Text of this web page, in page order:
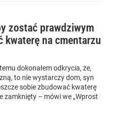
zostać prawdziwym
kwaterę na cmentarzu
dokonałem odkrycia, że,
to nie wystarczy dom, syn
sobie zbudować kwaterę
zamknięty – mówi we „Wprost